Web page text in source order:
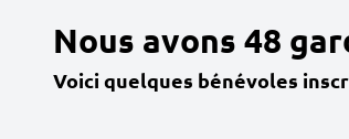
Nous avons 48
Voici quelques bénévoles